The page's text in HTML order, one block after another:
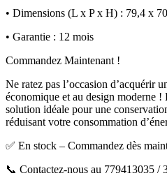
• Dimensions (L x P x H) : 79,4 x
• Garantie : 12 mois
Commandez Maintenant !
Ne ratez pas l’occasion d’acquérir
économique et au design moderne
solution idéale pour une
réduisant votre consommation
✅ En stock – Commandez dès
📞 Contactez-nous au 779413035 /